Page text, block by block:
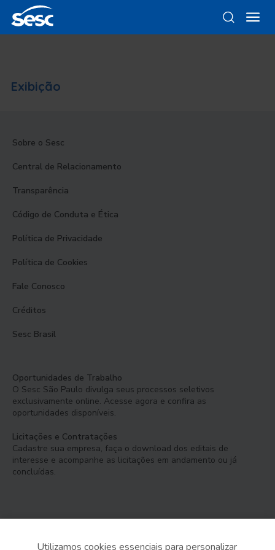
Exibição
Sobre o Sesc
Central de Relacionamento
Transparência
Código de Conduta e Ética
Política de Privacidade
Política de Cookies
Fale Conosco
Créditos
Sesc Brasil
Oportunidades de Trabalho
O Sesc São Paulo divulga seus processos seletivos
exclusivamente online. Acesse agora e confira as
oportunidades disponíveis.
Licitações e Contratações
Cadastre sua empresa, faça o download dos editais de
interesse e acompanhe as licitações em andamento ou já
concluídas.
Utilizamos cookies essenciais para personalizar